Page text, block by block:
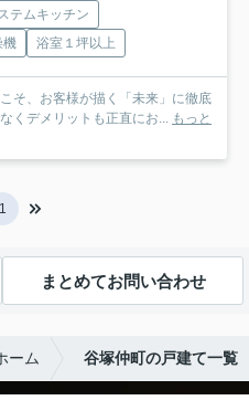
テムキッチン
機 浴室１坪以上
そ、お客様が描く「未来」に徹底
くデメリットも正直にお... もっと
1
まとめてお問い合わせ
ーム 谷塚仲町の戸建て一覧